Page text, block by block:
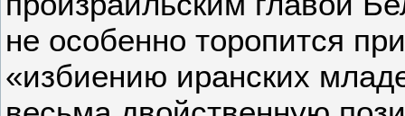
не особенно торопится
«избиению иранских